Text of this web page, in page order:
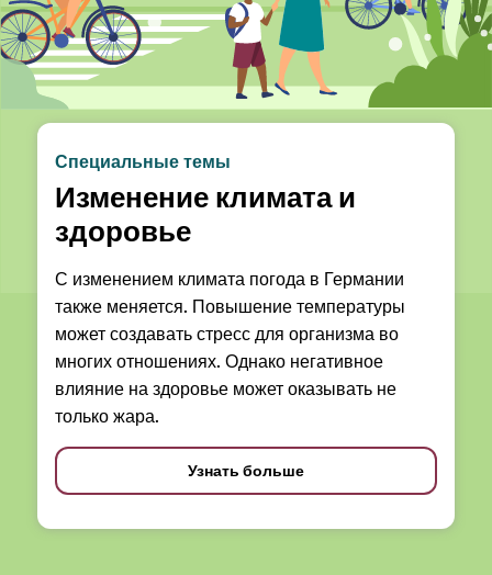
Специальные темы
Изменение климата и
здоровье
С изменением климата погода в Германии
также меняется. Повышение температуры
может создавать стресс для организма во
многих отношениях. Однако негативное
влияние на здоровье может оказывать не
только жара.
Узнать больше